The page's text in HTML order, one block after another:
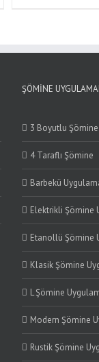
ŞÖMINE
3 Boyutlu Şömine
4 Taraflı Şömine
Barbekü
Elektrikli Şömine
Etanollü Şömine
Klasik Şömine
L Şömine
Modern Şömine
Rustik Şömine